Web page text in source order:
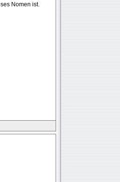
Nomen ist.